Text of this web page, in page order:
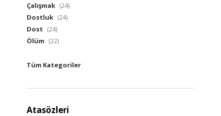
Çalışmak (24)
Dostluk (24)
Dost (24)
Ölüm (22)
Tüm Kategoriler
Atasözleri